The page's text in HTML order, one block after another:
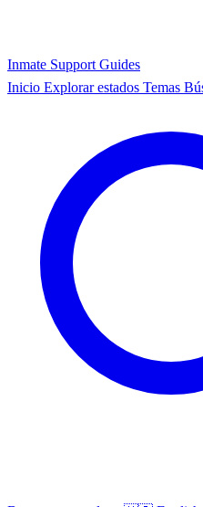
Inmate Support Guides
Inicio Explorar estados Temas